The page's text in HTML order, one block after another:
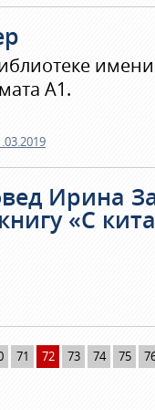
А1.
Ирина
«С
71 72 73 74 75